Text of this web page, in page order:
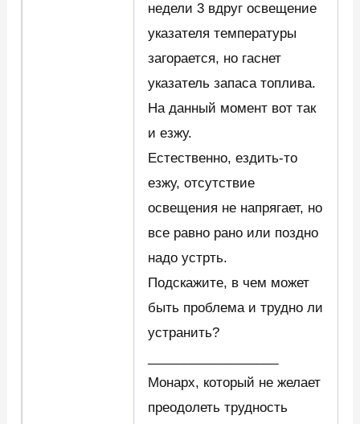
недели 3 вдруг освещение
указателя температуры
загорается, но гаснет
указатель запаса топлива.
На данный момент вот так
и езжу.
Естественно, ездить-то
езжу, отсутствие
освещения не напрягает, но
все равно рано или поздно
надо устрть.
Подскажите, в чем может
быть проблема и трудно ли
устранить?
Монарх, который не желает
преодолеть трудность